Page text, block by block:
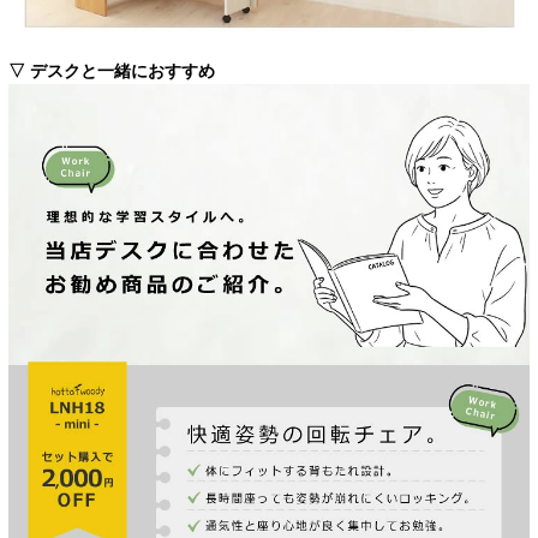
▽ デスクと一緒におすすめ